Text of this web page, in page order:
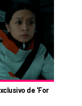
de 'For